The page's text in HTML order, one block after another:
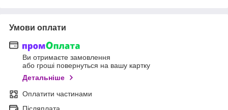
Умови оплати
Ви отримаєте замовлення
або гроші повернуться на вашу картку
Детальніше
Оплатити частинами
Післяплата